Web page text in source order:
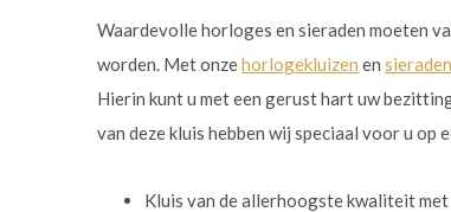
Waardevolle horloges en sieraden moeten
worden. Met onzehorlogekluizen en
Hierin kunt u met een gerust hart uw
van deze kluis hebben wij speciaal voor u op
Kluis van de allerhoogste kwaliteit